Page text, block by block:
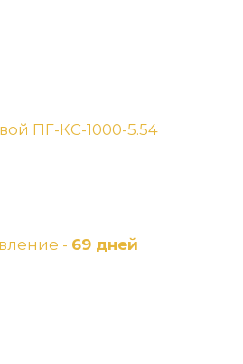
ПГ-КС-1000-5.54
- 69 дней